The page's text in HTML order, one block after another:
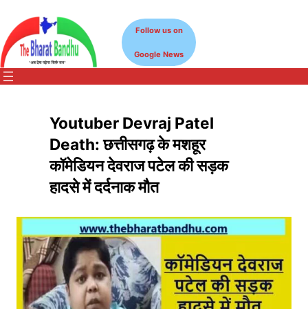
content
Follow us on
Google News
Youtuber Devraj Patel
Death: छत्तीसगढ़ के मशहूर
कॉमेडियन देवराज पटेल की सड़क
हादसे में दर्दनाक मौत